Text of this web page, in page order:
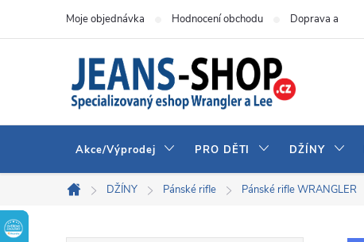
Moje objednávka Hodnocení obchodu Doprava a platba
Akce/Výprodej PRO DĚTI DŽÍNY
Domů
DŽÍNY Pánské rifle Pánské rifle WRANGLER